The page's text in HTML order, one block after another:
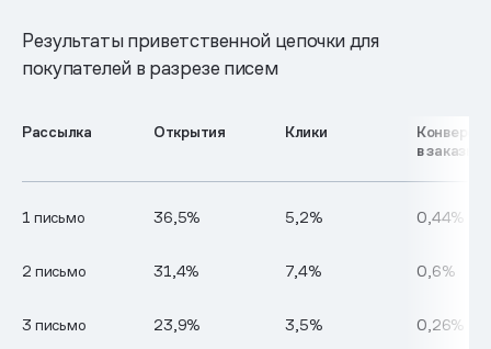
Результаты приветственной цепочки для
покупателей в разрезе писем
Рассылка Открытия Клики
в заказы
1 письмо 36,5% 5,2% 0,44%
2 письмо 31,4% 7,4% 0,6%
3 письмо 23,9% 3,5% 0,26%